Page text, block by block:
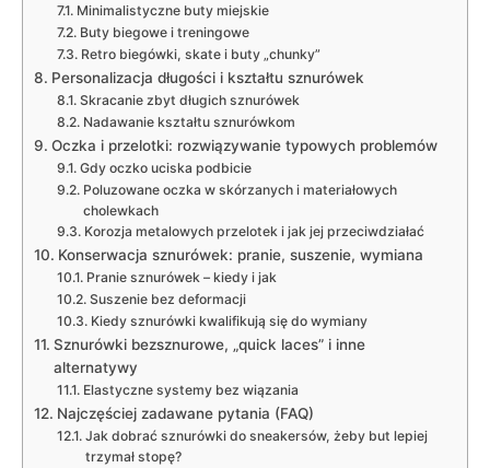
Minimalistyczne buty miejskie
Buty biegowe i treningowe
Retro biegówki, skate i buty „chunky”
Personalizacja długości i kształtu sznurówek
Skracanie zbyt długich sznurówek
Nadawanie kształtu sznurówkom
Oczka i przelotki: rozwiązywanie typowych problemów
Gdy oczko uciska podbicie
Poluzowane oczka w skórzanych i materiałowych
cholewkach
Korozja metalowych przelotek i jak jej przeciwdziałać
Konserwacja sznurówek: pranie, suszenie, wymiana
Pranie sznurówek – kiedy i jak
Suszenie bez deformacji
Kiedy sznurówki kwalifikują się do wymiany
Sznurówki bezsznurowe, „quick laces” i inne
alternatywy
Elastyczne systemy bez wiązania
Najczęściej zadawane pytania (FAQ)
Jak dobrać sznurówki do sneakersów, żeby but lepiej
trzymał stopę?